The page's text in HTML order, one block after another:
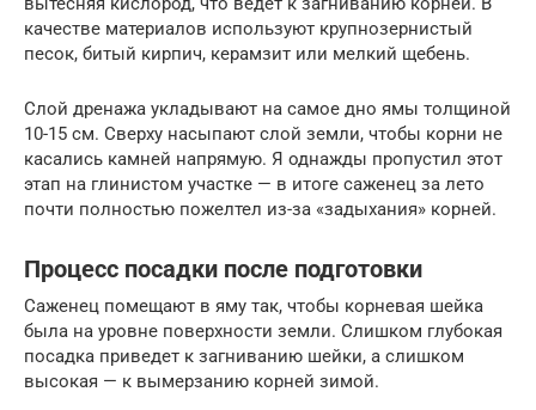
качестве материалов используют крупнозернистый
песок, битый кирпич, керамзит или мелкий щебень.
Слой дренажа укладывают на самое дно ямы толщиной
10-15 см. Сверху насыпают слой земли, чтобы корни не
касались камней напрямую. Я однажды пропустил этот
этап на глинистом участке — в итоге саженец за лето
почти полностью пожелтел из-за «задыхания» корней.
Процесс посадки после подготовки
Саженец помещают в яму так, чтобы корневая шейка
была на уровне поверхности земли. Слишком глубокая
посадка приведет к загниванию шейки, а слишком
высокая — к вымерзанию корней зимой.